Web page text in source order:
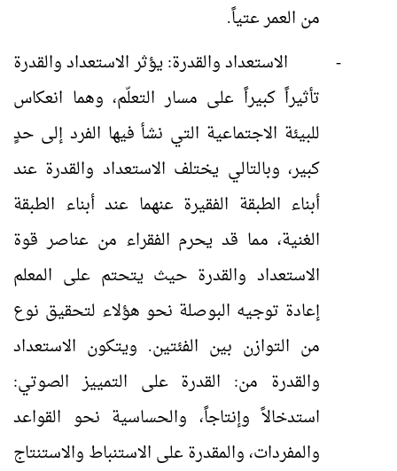
من العمر عتياً.
-
الاستعداد والقدرة: يؤثر الاستعداد والقدرة
تأثيراً كبيراً على مسار التعلّم، وهما انعكاس
للبيئة الاجتماعية التي نشأ فيها الفرد إلى حدٍ
كبير، وبالتالي يختلف الاستعداد والقدرة عند
أبناء الطبقة الفقيرة عنهما عند أبناء الطبقة
الغنية، مما قد يحرم الفقراء من عناصر قوة
الاستعداد والقدرة حيث يتحتم على المعلم
إعادة توجيه البوصلة نحو هؤلاء لتحقيق نوع
من التوازن بين الفئتين. ويتكون الاستعداد
والقدرة من: القدرة على التمييز الصوتي:
استدخالاً وإنتاجاً، والحساسية نحو القواعد
والمفردات، والمقدرة على الاستنباط والاستنتاج